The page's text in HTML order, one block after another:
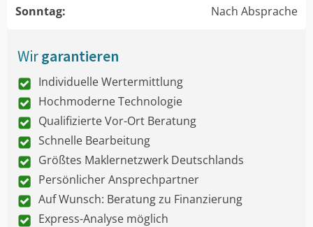
Sonntag:
Nach Absprache
Wirgarantieren
Individuelle Wertermittlung
Hochmoderne Technologie
Qualifizierte Vor-Ort Beratung
Schnelle Bearbeitung
Größtes Maklernetzwerk Deutschlands
Persönlicher Ansprechpartner
Auf Wunsch: Beratung zu Finanzierung
Express-Analyse möglich